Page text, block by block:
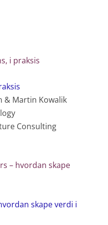
i praksis
& Martin Kowalik
Consulting
– hvordan skape
skape verdi i